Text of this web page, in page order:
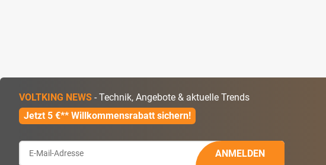
VOLTKING NEWS - Technik, Angebote & aktuelle Trends
Jetzt 5 €** Willkommensrabatt sichern!
ANMELDEN